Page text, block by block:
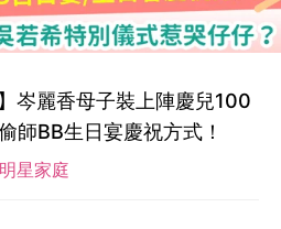
岑麗香母子裝上陣慶兒100
BB生日宴慶祝方式！
明星家庭